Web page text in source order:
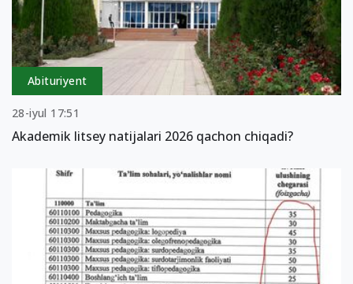
Abituriyent
28-iyul 17:51
Akademik litsey natijalari 2026 qachon chiqadi?